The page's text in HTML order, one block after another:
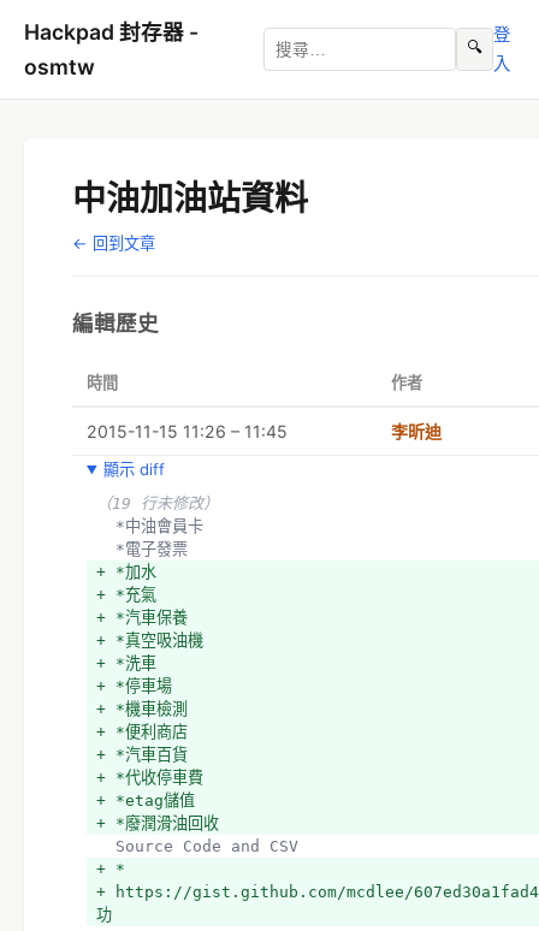
Hackpad 封存器 -
osmtw
🔍
登
入
中油加油站資料
← 回到文章
編輯歷史
時間 作者
2015-11-15 11:26 – 11:45 李昕迪
顯示 diff
（19 行未修改）
  *中油會員卡
  *電子發票
+ *加水
+ *充氣
+ *汽車保養
+ *真空吸油機
+ *洗車
+ *停車場
+ *機車檢測
+ *便利商店
+ *汽車百貨
+ *代收停車費
+ *etag儲值
+ *廢潤滑油回收
  Source Code and CSV
+ *
+ https://gist.github.com/mcdlee/
功